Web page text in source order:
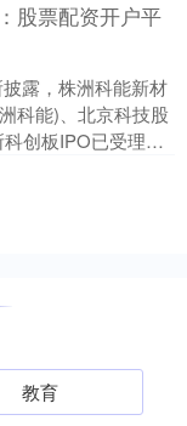
股票配资开户平
露，株洲科能新材
科能)、北京科技股
创板IPO已受理。
教育